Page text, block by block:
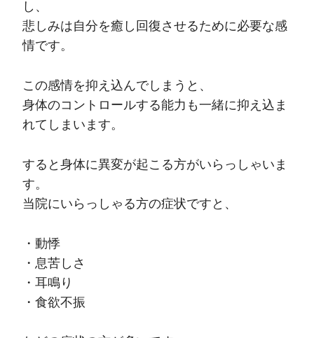
し、
悲しみは自分を癒し回復させるために必要な感
情です。
この感情を抑え込んでしまうと、
身体のコントロールする能力も一緒に抑え込ま
れてしまいます。
すると身体に異変が起こる方がいらっしゃいま
す。
当院にいらっしゃる方の症状ですと、
・動悸
・息苦しさ
・耳鳴り
・食欲不振